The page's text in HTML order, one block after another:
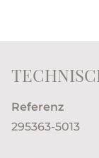
Referenz
295363-5013